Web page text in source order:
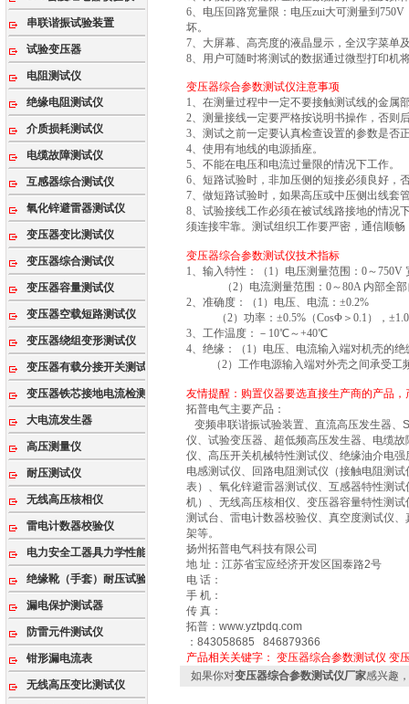
串联谐振试验装置
试验变压器
电阻测试仪
绝缘电阻测试仪
介质损耗测试仪
电缆故障测试仪
互感器综合测试仪
氧化锌避雷器测试仪
变压器变比测试仪
变压器综合测试仪
变压器容量测试仪
变压器空载短路测试仪
变压器绕组变形测试仪
变压器有载分接开关测试仪
变压器铁芯接地电流检测仪
大电流发生器
高压测量仪
耐压测试仪
无线高压核相仪
雷电计数器校验仪
电力安全工器具力学性能试验机
绝缘靴（手套）耐压试验装置
漏电保护测试器
防雷元件测试仪
钳形漏电流表
无线高压变比测试仪
6、电压回路宽量限：电压zui大可测量到
坏。
7、大屏幕、高亮度的液晶显示，全汉字菜单
8、用户可随时将测试的数据通过微型打印机
变压器综合参数测试仪注意事项
1、在测量过程中一定不要接触测试线的金属
2、测量接线一定要严格按说明书操作，否则
3、测试之前一定要认真检查设置的参数是否
4、使用有地线的电源插座。
5、不能在电压和电流过量限的情况下工作。
6、短路试验时，非加压侧的短接必须良好，
7、做短路试验时，如果高压或中压侧出线套
8、试验接线工作必须在被试线路接地的情况
须连接牢靠。测试组织工作要严密，通信顺
变压器综合参数测试仪技术指标
1、输入特性：（1）电压测量范围：0～750V
（2）电流测量范围：0～80A 内部全部
2、准确度：（1）电压、电流：±0.2%
（2）功率：±0.5%（CosΦ＞0.1），
3、工作温度：－10℃～+40℃
4、绝缘：（1）电压、电流输入端对机壳的绝
（2）工作电源输入端对外壳之间承受工
友情提醒：购置仪器要选直接生产商的产品
拓普电气主要产品：
变频串联谐振试验装置、直流高压发生器、
仪、试验变压器、超低频高压发生器、电缆
仪、高压开关机械特性测试仪、绝缘油介电
电感测试仪、回路电阻测试仪（接触电阻测
表）、氧化锌避雷器测试仪、互感器特性测
机）、无线高压核相仪、变压器容量特性测
测试台、雷电计数器校验仪、真空度测试仪
架等。
扬州拓普电气科技有限公司
地 址：江苏省宝应经济开发区国泰路2号
电 话：
手 机：
传 真：
拓普：www.yztpdq.com
：843058685 846879366
产品相关关键字： 变压器综合参数测试仪 变
如果你对变压器综合参数测试仪厂家感兴趣